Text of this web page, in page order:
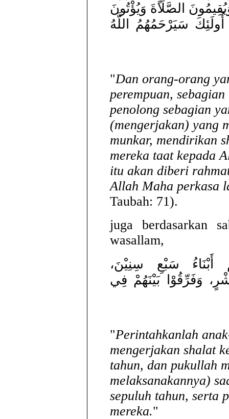
الصَّلَاةَ وَيُؤْتُونَ
سَيَرْحَمُهُمُ اللَّهُ
"Dan orang-orang
perempuan,
penolong sebagian
(mengerjakan) yang
munkar, mendirikan
mereka taat kepada
itu akan diberi
Allah Maha perkasa
Taubah: 71).
juga berdasarkan
wasallam,
أَبْنَاءُ سَبْعِ سِنِيْنَ،
وَفَرِّقُوْا بَيْنَهُمْ فِي
"Perintahkanlah
mengerjakan shalat
tahun, dan pukullah
melaksanakannya)
sepuluh tahun, serta
mereka."